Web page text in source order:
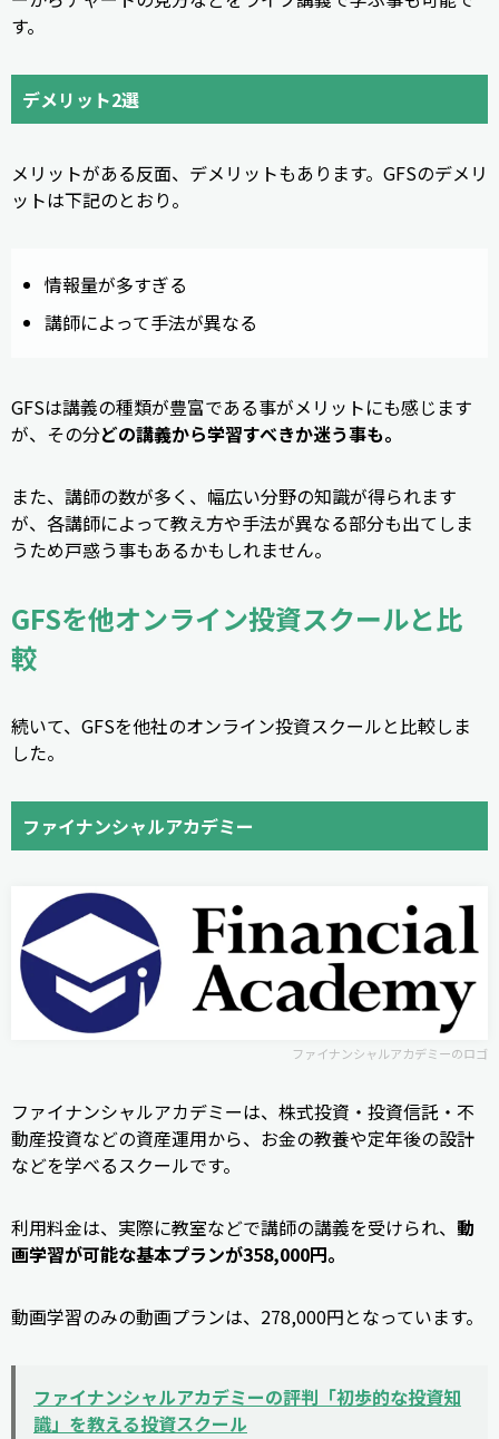
す。
デメリット2選
メリットがある反面、デメリットもあります。GFSのデメリ
ットは下記のとおり。
情報量が多すぎる
講師によって手法が異なる
GFSは講義の種類が豊富である事がメリットにも感じます
が、その分どの講義から学習すべきか迷う事も。
また、講師の数が多く、幅広い分野の知識が得られます
が、各講師によって教え方や手法が異なる部分も出てしま
うため戸惑う事もあるかもしれません。
GFSを他オンライン投資スクールと比
較
続いて、GFSを他社のオンライン投資スクールと比較しま
した。
ファイナンシャルアカデミー
ファイナンシャルアカデミーのロゴ
ファイナンシャルアカデミーは、株式投資・投資信託・不
動産投資などの資産運用から、お金の教養や定年後の設計
などを学べるスクールです。
利用料金は、実際に教室などで講師の講義を受けられ、 動
画学習が可能な基本プランが358,000円。
動画学習のみの動画プランは、278,000円となっています。
ファイナンシャルアカデミーの評判「初歩的な投資知
識」を教える投資スクール